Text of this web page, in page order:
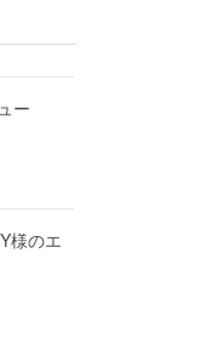
ー
様のエ